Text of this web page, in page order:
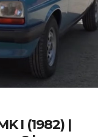
I (1982) |